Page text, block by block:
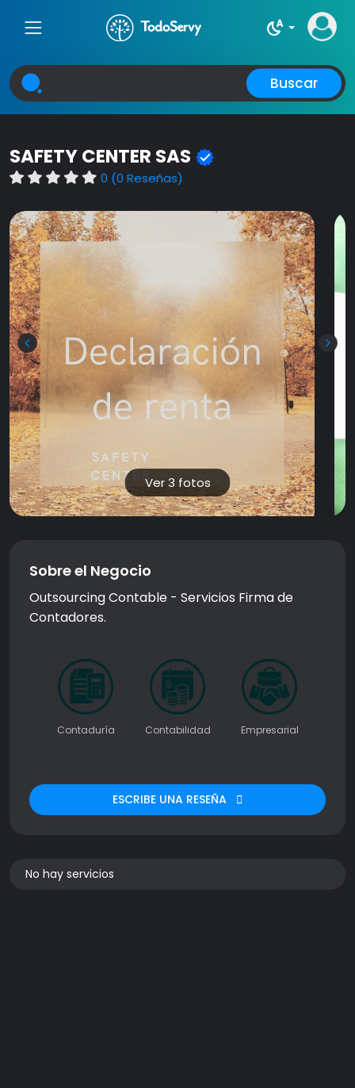
night_sight_auto
Buscar
SAFETY CENTER SAS
0 (0 Reseñas)
Ver 3 fotos
Sobre el Negocio
Outsourcing Contable - Servicios Firma de
Contadores.
Contaduría Contabilidad Empresarial
ESCRIBE UNA RESEÑA
No hay servicios